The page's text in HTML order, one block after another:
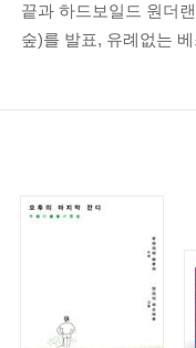
끝과 하드보일드 원더
숲)를 발표, 유례없는